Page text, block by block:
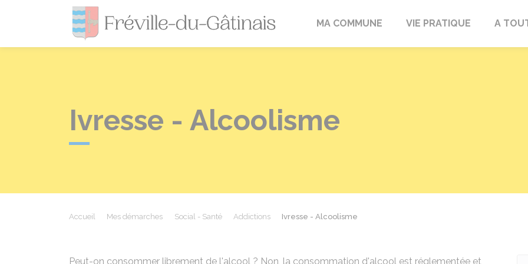
Fréville-du-Gâtinais
MA COMMUNE VIE PRATIQUE A
Ivresse - Alcoolisme
Accueil Mes démarches Social - Santé Addictions Ivresse - Alcoolisme
Peut-on consommer librement de l'alcool ? Non, la consommation d'alcool est réglementée et